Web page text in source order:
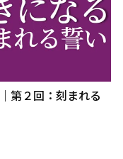
第２回：刻まれる